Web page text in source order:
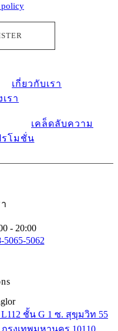
เกี่ยวกับเรา
รา
เคล็ดลับความ
รโมชั่น
- 20:00
5065-5062
ชั้น G 1 ซ. สุขุมวิท 55
รุงเทพมหานคร 10110